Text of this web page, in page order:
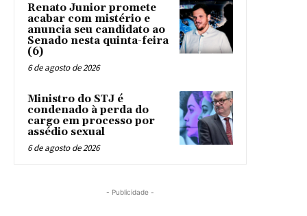
Renato Junior promete
acabar com mistério e
anuncia seu candidato ao
Senado nesta quinta-feira
(6)
6 de agosto de 2026
Ministro do STJ é
condenado à perda do
cargo em processo por
assédio sexual
6 de agosto de 2026
- Publicidade -